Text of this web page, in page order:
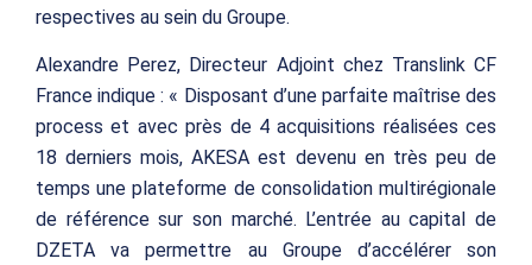
respectives au sein du Groupe.
Alexandre Perez, Directeur Adjoint chez Translink CF
France indique : « Disposant d’une parfaite maîtrise des
process et avec près de 4 acquisitions réalisées ces
18 derniers mois, AKESA est devenu en très peu de
temps une plateforme de consolidation multirégionale
de référence sur son marché. L’entrée au capital de
DZETA va permettre au Groupe d’accélérer son